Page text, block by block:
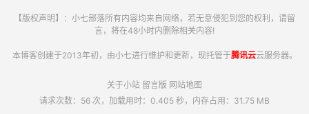
【版权声明】：小七部落所有内容均来自网络，若无意侵犯到您的权利，请留
言，将在48小时内删除相关内容!
本博客创建于2013年初，由小七进行维护和更新，现托管于腾讯云云服务器。
关于小站 留言版 网站地图
请求次数：56 次，加载用时：0.405 秒，内存占用：31.75 MB